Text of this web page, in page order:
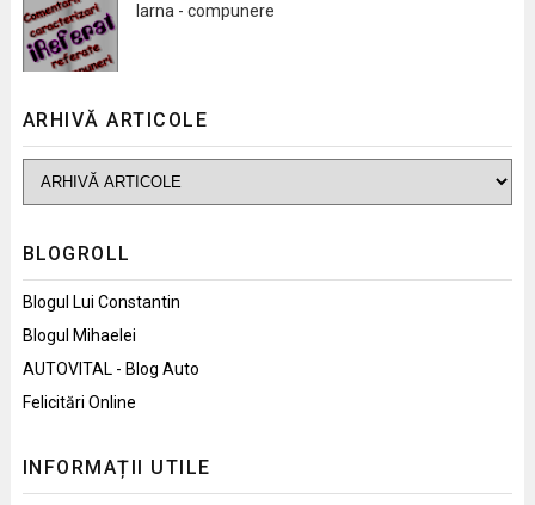
Iarna - compunere
ARHIVĂ ARTICOLE
BLOGROLL
Blogul Lui Constantin
Blogul Mihaelei
AUTOVITAL - Blog Auto
Felicitări Online
INFORMAȚII UTILE